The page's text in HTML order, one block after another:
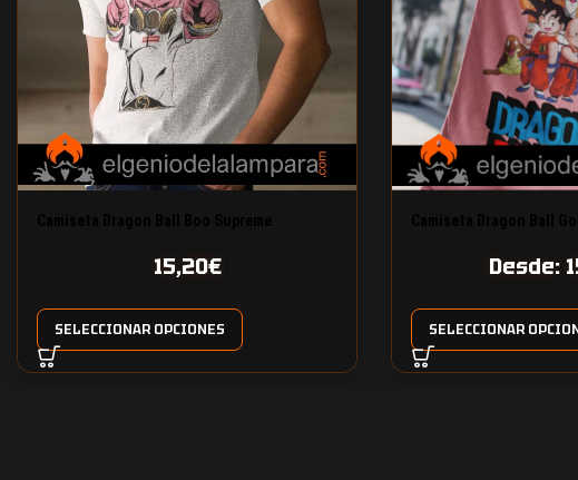
15,20€
SELECCIONAR OPCIONES
Desde:
SELECCIONAR